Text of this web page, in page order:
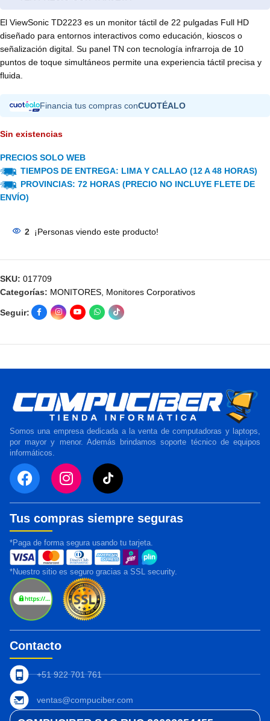
El ViewSonic TD2223 es un monitor táctil de 22 pulgadas Full HD
diseñado para entornos interactivos como educación, kioscos o
señalización digital. Su panel TN con tecnología infrarroja de 10
puntos de toque simultáneos permite una experiencia táctil precisa y
fluida.
Financia tus compras conCUOTÉALO
Sin existencias
PRECIOS SOLO WEB
TIEMPOS DE ENTREGA: LIMA Y CALLAO (12 A 48 HORAS)
PROVINCIAS: 72 HORAS (PRECIO NO INCLUYE FLETE DE
ENVÍO)
2 ¡Personas viendo este producto!
SKU: 017709
Categorías: MONITORES, Monitores Corporativos
Seguir:
Somos una empresa dedicada a la venta de computadoras y laptops,
por mayor y menor. Además brindamos soporte técnico de equipos
informáticos.
Tus compras siempre seguras
*Paga de forma segura usando tu tarjeta.
*Nuestro sitio es seguro gracias a SSL security.
Contacto
+51 922 701 761
ventas@compuciber.com